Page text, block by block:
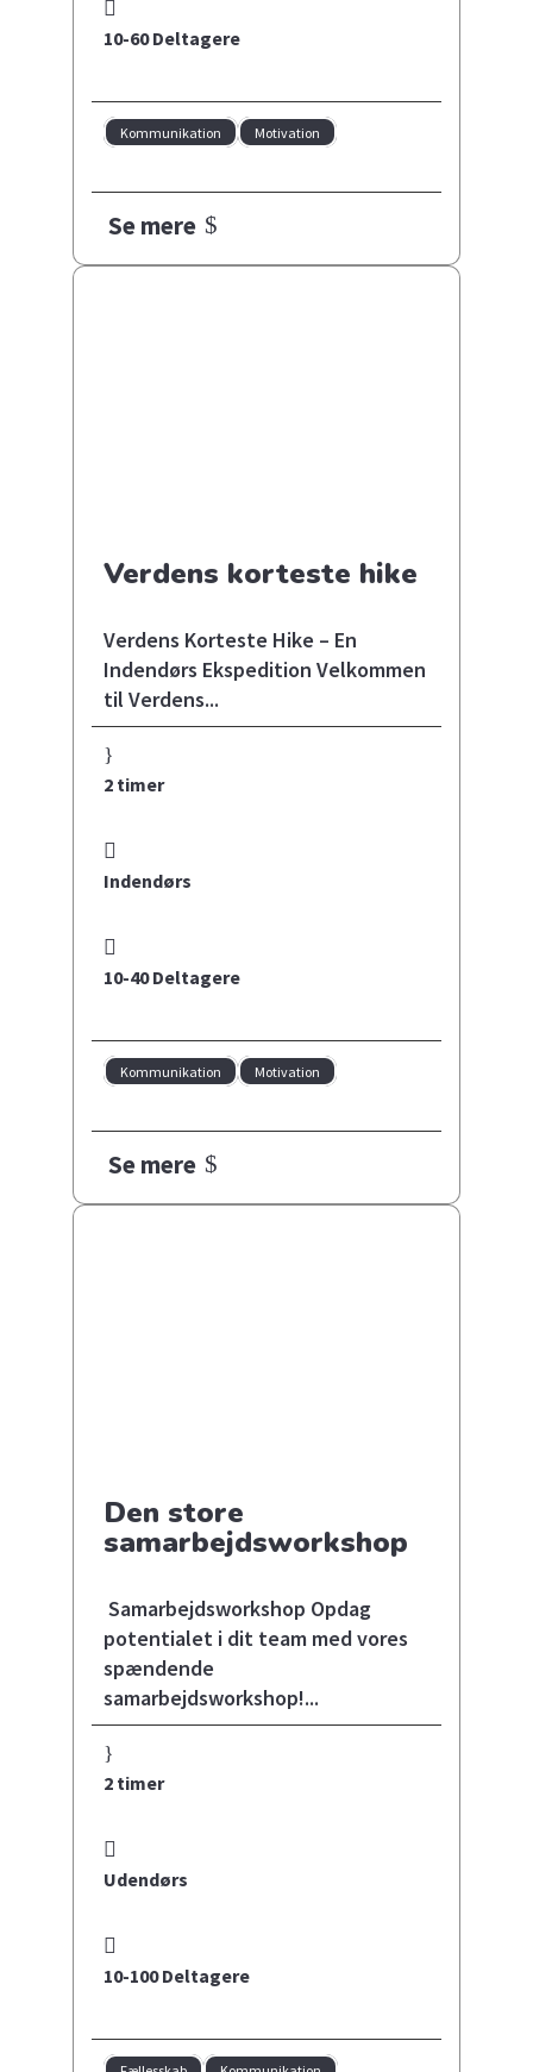
10-60 Deltagere
Kommunikation Motivation
Se mere
Verdens korteste hike
Verdens Korteste Hike – En
Indendørs Ekspedition Velkommen
til Verdens...
2 timer
Indendørs
10-40 Deltagere
Kommunikation Motivation
Se mere
Den store
samarbejdsworkshop
Samarbejdsworkshop Opdag
potentialet i dit team med vores
spændende
samarbejdsworkshop!...
2 timer
Udendørs
10-100 Deltagere